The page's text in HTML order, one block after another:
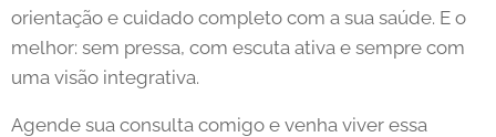
orientação e cuidado completo com a sua saúde. E o
melhor: sem pressa, com escuta ativa e sempre com
uma visão integrativa.
Agende sua consulta comigo e venha viver essa